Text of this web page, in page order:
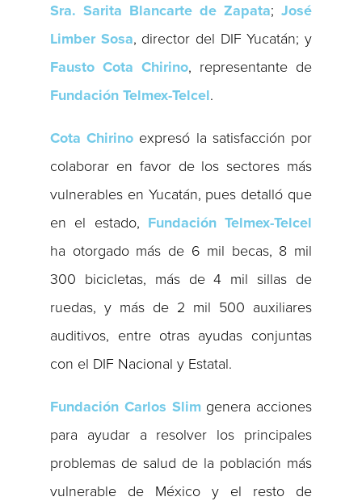
Sra. Sarita Blancarte de Zapata; José
Limber Sosa, director del DIF Yucatán; y
Fausto Cota Chirino, representante de
Fundación Telmex-Telcel.
Cota Chirino expresó la satisfacción por
colaborar en favor de los sectores más
vulnerables en Yucatán, pues detalló que
en el estado, Fundación Telmex-Telcel
ha otorgado más de 6 mil becas, 8 mil
300 bicicletas, más de 4 mil sillas de
ruedas, y más de 2 mil 500 auxiliares
auditivos, entre otras ayudas conjuntas
con el DIF Nacional y Estatal.
Fundación Carlos Slimgenera acciones
para ayudar a resolver los principales
problemas de salud de la población más
vulnerable de México y el resto de